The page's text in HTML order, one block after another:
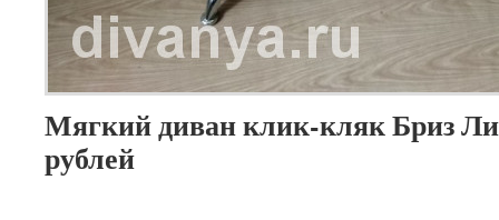
Мягкий диван клик-кляк Бриз
рублей